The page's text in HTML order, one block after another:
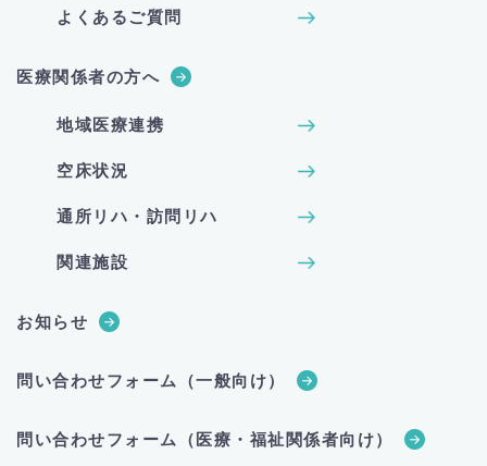
よくあるご質問
医療関係者の方へ
地域医療連携
空床状況
通所リハ・訪問リハ
関連施設
お知らせ
問い合わせフォーム（一般向け）
問い合わせフォーム（医療・福祉関係者向け）